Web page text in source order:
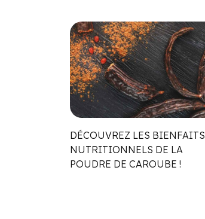
DÉCOUVREZ LES BIENFAITS
NUTRITIONNELS DE LA
POUDRE DE CAROUBE !